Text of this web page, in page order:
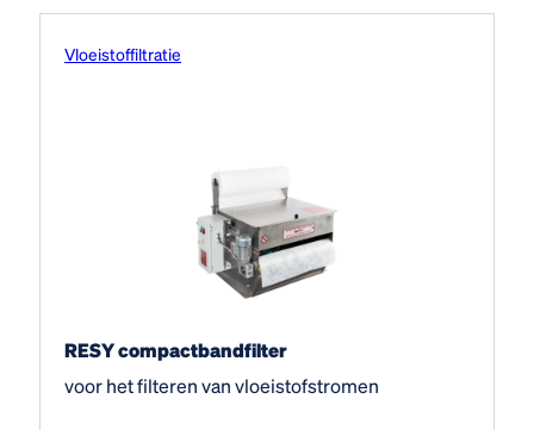
Vloeistof­filtratie
RESY compactbandfilter
voor het filteren van vloeistofstromen